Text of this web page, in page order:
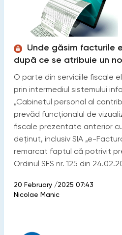
Unde găsim facturile
după ce se atribuie un
O parte din serviciile fiscale
prin intermediul sistemului
„Cabinetul personal al
prevăd funcționalul de
fiscale prezentate anterior
deținut, inclusiv SIA „e-
remarcat faptul că potrivit
Ordinul SFS nr. 125 din
20 February /2025 07:43
Nicolae Manic